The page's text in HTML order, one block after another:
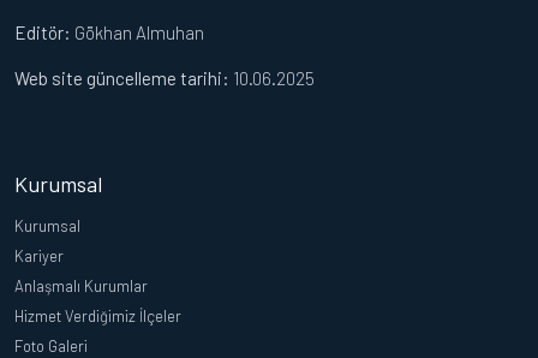
Editör: Gökhan Almuhan
Web site güncelleme tarihi: 10.06.2025
Kurumsal
Kurumsal
Kariyer
Anlaşmalı Kurumlar
Hizmet Verdiğimiz İlçeler
Foto Galeri